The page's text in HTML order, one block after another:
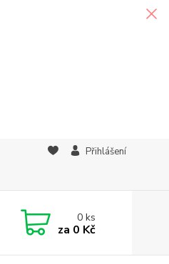
Přihlášení
0ks
za 0 Kč